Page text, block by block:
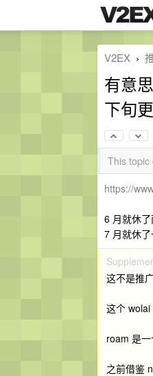
V2EX ›
有意
下旬
This topic
https://
6 月就休了
7 月就休了
这不是推
这个 wolai
roam 是
之前借鉴